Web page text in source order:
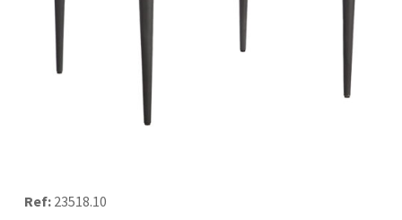
Ref:23518.10